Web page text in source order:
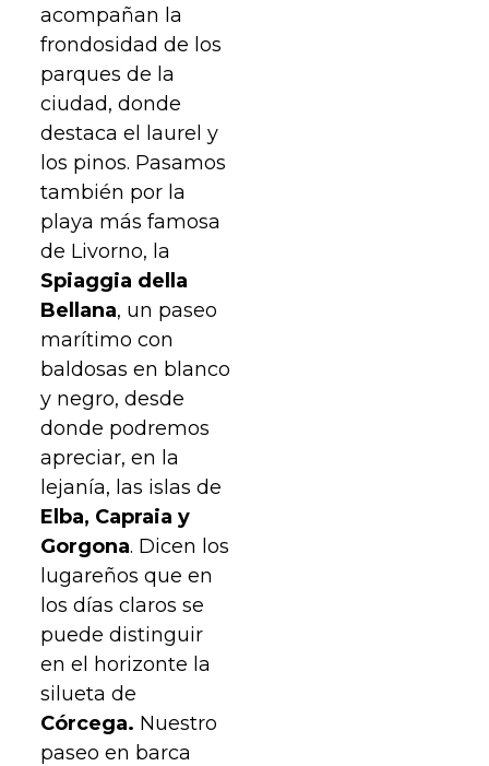
acompañan la
frondosidad de los
parques de la
ciudad, donde
destaca el laurel y
los pinos. Pasamos
también por la
playa más famosa
de Livorno, la
Spiaggia della
Bellana, un paseo
marítimo con
baldosas en blanco
y negro, desde
donde podremos
apreciar, en la
lejanía, las islas de
Elba, Capraia y
Gorgona. Dicen los
lugareños que en
los días claros se
puede distinguir
en el horizonte la
silueta de
Córcega. Nuestro
paseo en barca